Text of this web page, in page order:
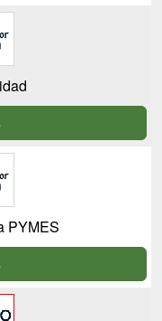
PYMES